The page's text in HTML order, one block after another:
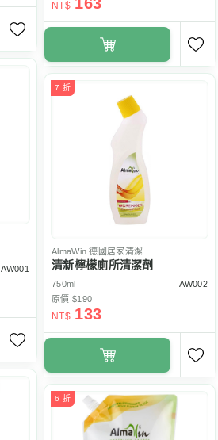
NT$
AW001
7 折
AlmaWin 德國居家清潔
清新檸檬廁所清潔劑
750ml
AW002
原價 $190
NT$ 133
6 折